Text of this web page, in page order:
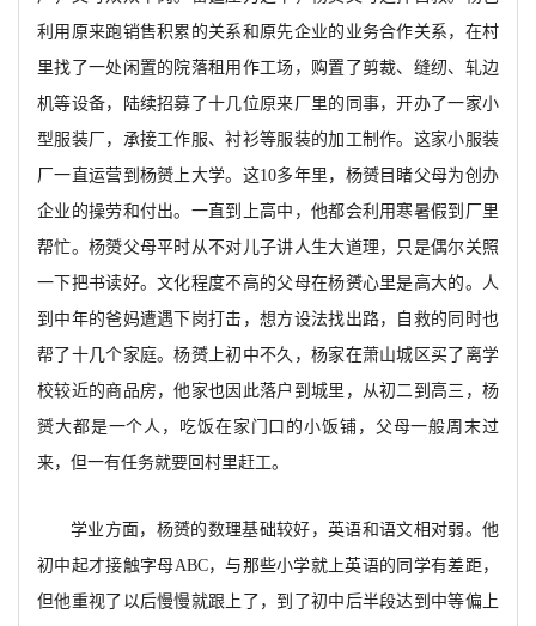
利用原来跑销售积累的关系和原先企业的业务合作关系，在村
里找了一处闲置的院落租用 作工场，购置了剪裁、缝纫、轧边
机等设备，陆续招募了十几位原来厂里的同事，开办了一家小
型服装厂，承接工作服、衬衫等服装的加工制作。这家小服装
厂一直运营到杨赟上大学。这10多年里，杨赟目睹父母为创办
企业的操劳和付出。一直到上高中，他都会利用寒暑假到厂里
帮忙。杨赟父母平时从不对儿子讲人生大道理，只是偶尔关照
一下把书读好。文化程度不高的父母在杨赟心里是高大的。人
到中年的爸妈遭遇下岗打击，想方设法找出路，自救的同时也
帮了十几个家庭。杨赟上初中不久，杨家在萧山城区买了离学
校较近的商品房，他家也因此落户到城里，从初二到高三，杨
赟大都是一个人，吃饭在家门口的小饭铺，父母一般周末过
来，但一有任务就要回村里赶工。
学业方面，杨赟的数理基础较好，英语和语文相对弱。他
初中起才接触字母ABC，与那些小学就上英语的同学有差距，
但他重视了以后慢慢就跟上了，到了初中后半段达到中等偏上